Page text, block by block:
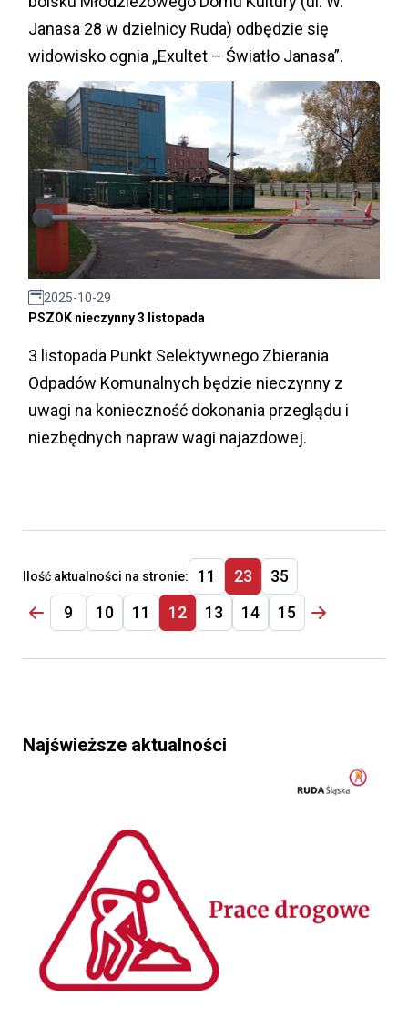
Janasa 28 w dzielnicy Ruda) odbędzie się
widowisko ognia „Exultet – Światło Janasa”.
2025-10-29
PSZOK nieczynny 3 listopada
3 listopada Punkt Selektywnego Zbierania
Odpadów Komunalnych będzie nieczynny z
uwagi na konieczność dokonania przeglądu i
niezbędnych napraw wagi najazdowej.
Ilość aktualności na stronie: 11 23
35
9
10 11 12 13 14 15
Najświeższe aktualności